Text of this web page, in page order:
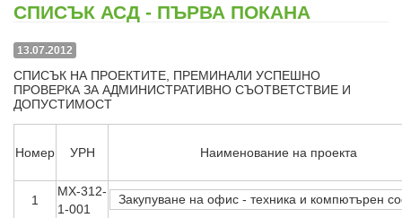
За нас
Проекти, изпълнявани от МИГ
Проекти по СВОМР
Дейности
СПИСЪК АСД - ПЪРВА ПОКАНА
13.07.2012
СПИСЪК НА ПРОЕКТИТЕ, ПРЕМИНАЛИ УСПЕШНО
ПРОВЕРКА ЗА АДМИНИСТРАТИВНО СЪОТВЕТСТВИЕ И
ДОПУСТИМОСТ
Номер УРН Наименование на проекта
1
МХ-312-
1-001
Закупуване на офис - техника и компютърен